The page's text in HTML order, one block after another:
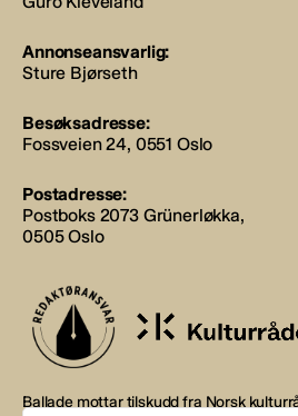
Annonseansvarlig:
Sture Bjørseth
Besøksadresse:
Fossveien 24, 0551 Oslo
Postadresse:
Postboks 2073 Grünerløkka,
0505 Oslo
Ballade mottar tilskudd fra Norsk